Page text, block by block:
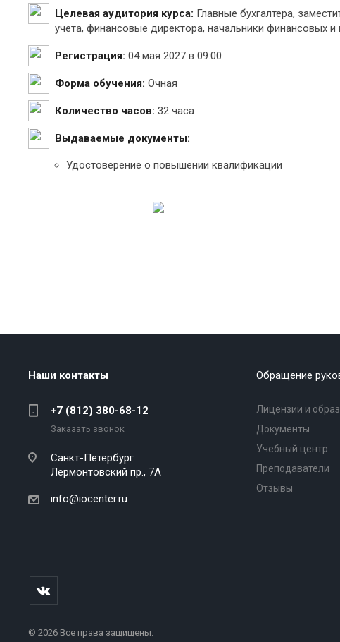
Целевая аудитория курса: Главные бухгалтера,
учета, финансовые директора, начальники финансовых
Регистрация: 04 мая 2027 в 09:00
Форма обучения: Очная
Количество часов: 32 часа
Выдаваемые документы:
Удостоверение о повышении квалификации
Наши контакты
+7 (812) 380-68-12
Заказать звонок
Санкт-Петербург
Лермонтовский пр., 7А
info@iocenter.ru
Обращение
Лицензии и
Документы
Учебный центр
Преподаватели
Отзывы
© 2026 Все права защищены.